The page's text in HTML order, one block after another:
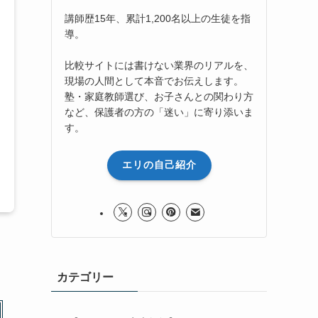
講師歴15年、累計1,200名以上の生徒を指
導。
比較サイトには書けない業界のリアルを、
現場の人間として本音でお伝えします。
塾・家庭教師選び、お子さんとの関わり方
など、保護者の方の「迷い」に寄り添いま
す。
エリの自己紹介
カテゴリー